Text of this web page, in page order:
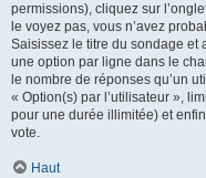
permissions), cliquez sur
le voyez pas, vous n’avez
Saisissez le titre du sondage et
une option par ligne dans le
le nombre de réponses qu’un
« Option(s) par l’utilisateur »,
pour une durée illimitée) et
vote.
Haut